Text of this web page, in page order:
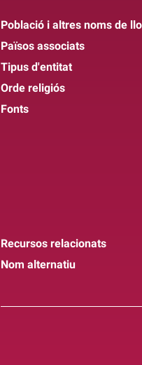
Població i altres noms de
Països associats
Tipus d'entitat
Orde religiós
Fonts
Recursos relacionats
Nom alternatiu